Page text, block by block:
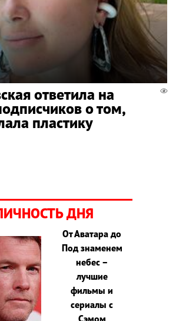
ответила на
о том,
пластику
ДНЯ
От Аватара до
Под знаменем
небес –
лучшие
фильмы и
сериалы с
Сэмом